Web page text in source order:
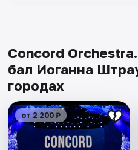
Concord
бал Иоганна
городах
от 2 200 ₽